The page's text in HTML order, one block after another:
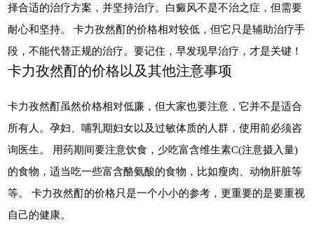
择合适的治疗方案，并坚持治疗。白癜风不是不治之症，但需要
耐心和坚持。 卡力孜然酊的价格相对较低，但它只是辅助治疗手
段，不能代替正规的治疗。要记住，早发现早治疗，才是关键！
卡力孜然酊的价格以及其他注意事项
卡力孜然酊虽然价格相对低廉，但大家也要注意，它并不是适合
所有人。孕妇、哺乳期妇女以及过敏体质的人群，使用前必须咨
询医生。 用药期间要注意饮食，少吃富含维生素C(注意摄入量)
的食物，适当吃一些富含酪氨酸的食物，比如瘦肉、动物肝脏等
等。 卡力孜然酊的价格只是一个小小的参考，更重要的是要重视
自己的健康。